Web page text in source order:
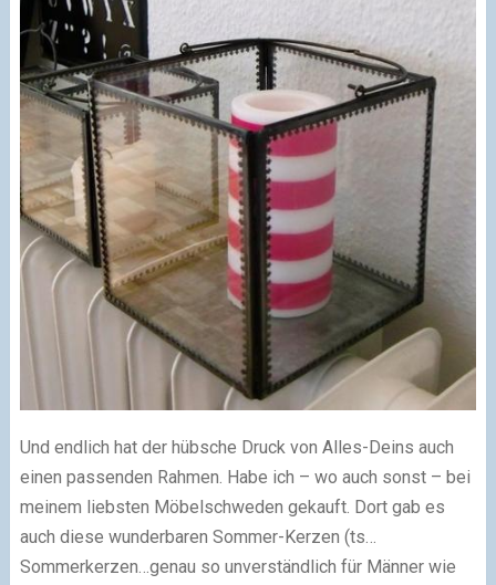
Und endlich hat der hübsche Druck von Alles-Deins auch
einen passenden Rahmen. Habe ich – wo auch sonst – bei
meinem liebsten Möbelschweden gekauft. Dort gab es
auch diese wunderbaren Sommer-Kerzen (ts…
Sommerkerzen…genau so unverständlich für Männer wie